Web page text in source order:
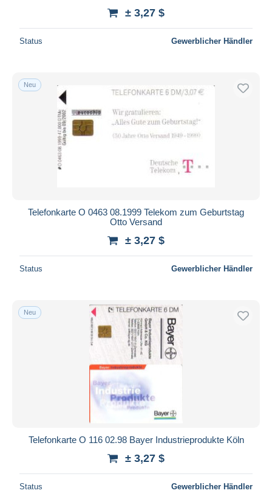
± 3,27 $
Status Gewerblicher Händler
Neu
Telefonkarte O 0463 08.1999 Telekom zum Geburtstag
Otto Versand
± 3,27 $
Status Gewerblicher Händler
Neu
Telefonkarte O 116 02.98 Bayer Industrieprodukte Köln
± 3,27 $
Status Gewerblicher Händler